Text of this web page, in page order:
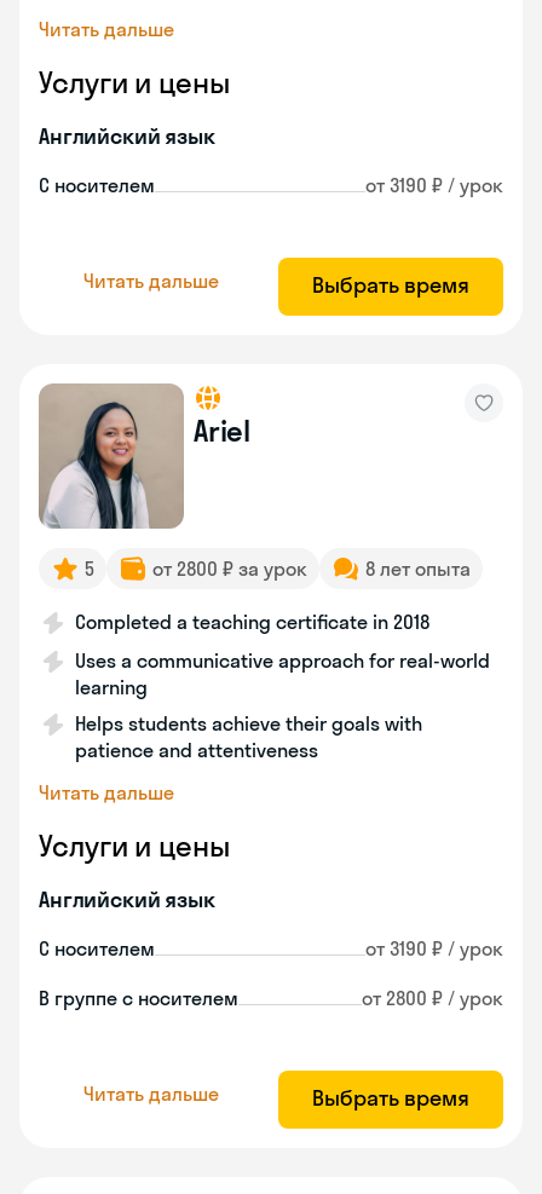
Читать дальше
Услуги и цены
Английский язык
С носителем от 3190 ₽ / урок
Читать дальше Выбрать время
Ariel
5 от 2800 ₽ за урок 8 лет опыта
Completed a teaching certificate in 2018
Uses a communicative approach for real-world
learning
Helps students achieve their goals with
patience and attentiveness
Читать дальше
Услуги и цены
Английский язык
С носителем от 3190 ₽ / урок
В группе с носителем от 2800 ₽ / урок
Читать дальше Выбрать время